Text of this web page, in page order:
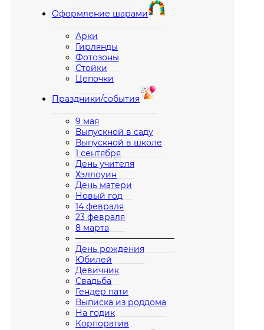
Оформление шарами
Арки
Гирлянды
Фотозоны
Стойки
Цепочки
Праздники/события
9 мая
Выпускной в саду
Выпускной в школе
1 сентября
День учителя
Хэллоуин
День матери
Новый год
14 февраля
23 февраля
8 марта
————————————
День рождения
Юбилей
Девичник
Свадьба
Гендер пати
Выписка из роддома
На годик
Корпоратив